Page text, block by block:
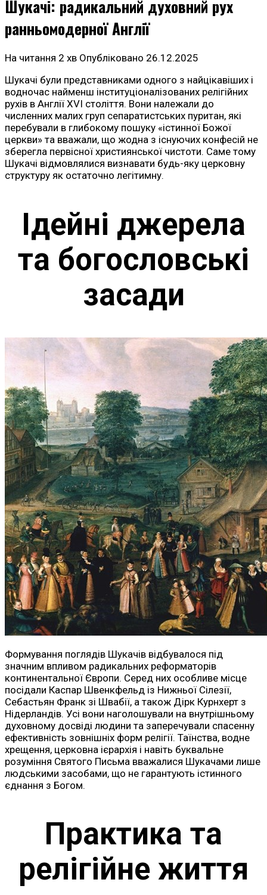
Шукачі: радикальний духовний рух
ранньомодерної Англії
На читання 2 хв Опубліковано 26.12.2025
Шукачі були представниками одного з найцікавіших і
водночас найменш інституціоналізованих релігійних
рухів в Англії XVI століття. Вони належали до
численних малих груп сепаратистських пуритан, які
перебували в глибокому пошуку «істинної Божої
церкви» та вважали, що жодна з існуючих конфесій не
зберегла первісної християнської чистоти. Саме тому
Шукачі відмовлялися визнавати будь-яку церковну
структуру як остаточно легітимну.
Ідейні джерела
та богословські
засади
Формування поглядів Шукачів відбувалося під
значним впливом радикальних реформаторів
континентальної Європи. Серед них особливе місце
посідали Каспар Швенкфельд із Нижньої Сілезії,
Себастьян Франк зі Швабії, а також Дірк Курнхерт з
Нідерландів. Усі вони наголошували на внутрішньому
духовному досвіді людини та заперечували спасенну
ефективність зовнішніх форм релігії. Таїнства, водне
хрещення, церковна ієрархія і навіть буквальне
розуміння Святого Письма вважалися Шукачами лише
людськими засобами, що не гарантують істинного
єднання з Богом.
Практика та
релігійне життя